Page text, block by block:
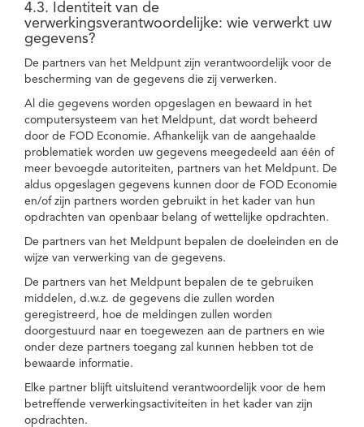
4.3. Identiteit van de
verwerkingsverantwoordelijke: wie verwerkt uw
gegevens?
De partners van het Meldpunt zijn verantwoordelijk voor de
bescherming van de gegevens die zij verwerken.
Al die gegevens worden opgeslagen en bewaard in het
computersysteem van het Meldpunt, dat wordt beheerd
door de FOD Economie. Afhankelijk van de aangehaalde
problematiek worden uw gegevens meegedeeld aan één of
meer bevoegde autoriteiten, partners van het Meldpunt. De
aldus opgeslagen gegevens kunnen door de FOD Economie
en/of zijn partners worden gebruikt in het kader van hun
opdrachten van openbaar belang of wettelijke opdrachten.
De partners van het Meldpunt bepalen de doeleinden en de
wijze van verwerking van de gegevens.
De partners van het Meldpunt bepalen de te gebruiken
middelen, d.w.z. de gegevens die zullen worden
geregistreerd, hoe de meldingen zullen worden
doorgestuurd naar en toegewezen aan de partners en wie
onder deze partners toegang zal kunnen hebben tot de
bewaarde informatie.
Elke partner blijft uitsluitend verantwoordelijk voor de hem
betreffende verwerkingsactiviteiten in het kader van zijn
opdrachten.